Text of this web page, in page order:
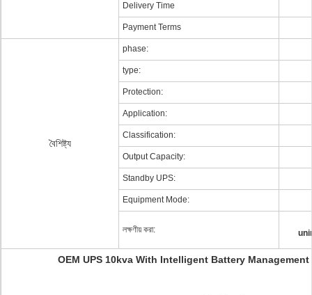
Delivery Time
Payment Terms
বৈশিষ্ট্য
phase:
type:
Protection:
Application:
Classification:
Output Capacity:
Standby UPS:
Equipment Mode:
লক্ষণীয় করা:
OEM UPS 10kva With Intelligent Battery